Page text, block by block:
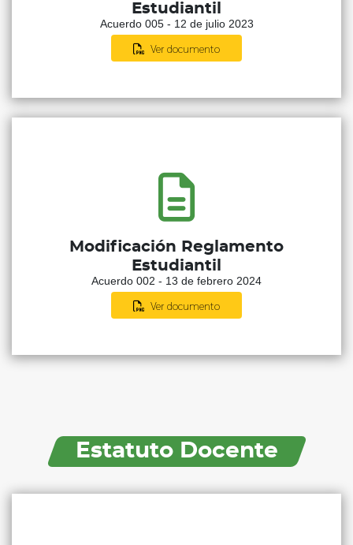
Estudiantil
Acuerdo 005 - 12 de julio 2023
Ver documento
Modificación Reglamento
Estudiantil
Acuerdo 002 - 13 de febrero 2024
Ver documento
Estatuto Docente